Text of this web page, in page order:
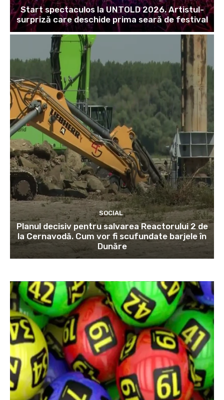
Start spectaculos la UNTOLD 2026. Artistul-
surpriză care deschide prima seară de festival
SOCIAL
Planul decisiv pentru salvarea Reactorului 2 de
la Cernavodă. Cum vor fi scufundate barjele în
Dunăre